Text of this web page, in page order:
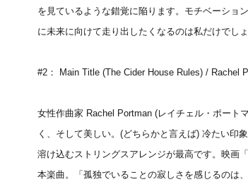
を見ているような錯覚に陥ります。モチベーショ
に未来に向けて走り出したくなるのは私だけでし
#2： Main Title (The Cider House Rules) / Rachel
女性作曲家 Rachel Portman (レイチェル・ポート
く、そして美しい。(どちらかと言えば) 冷たい印
溶け込むストリングスアレンジが最高です。映画
本楽曲。「孤独でいることの寂しさを感じるのは